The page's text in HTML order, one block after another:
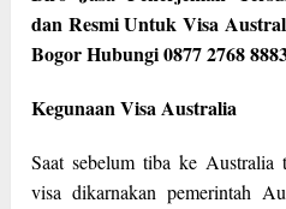
dan Resmi Untuk Visa
Bogor Hubungi 0877 2768
Kegunaan Visa Australia
Saat sebelum tiba ke Australia
visa dikarnakan pemerintah